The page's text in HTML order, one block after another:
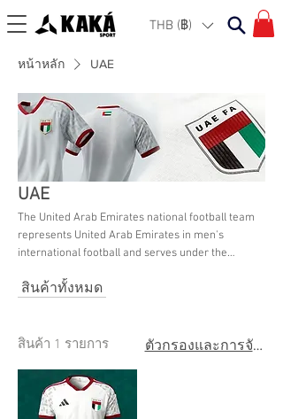
THB (฿)
หน้าหลัก UAE
UAE
The United Arab Emirates national football team
represents United Arab Emirates in men's
international football and serves under the
has made one FIFA World Cup appearance in
Bangkok.
สินค้าทั้งหมด
สินค้า 1 รายการ ตัวกรองและการจัดเรียง